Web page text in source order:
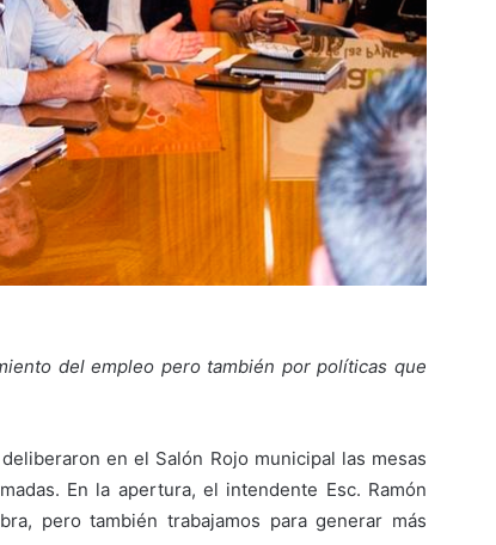
del empleo pero también por políticas que
en el Salón Rojo municipal las mesas
En la apertura, el intendente Esc. Ramón
pero también trabajamos para generar más